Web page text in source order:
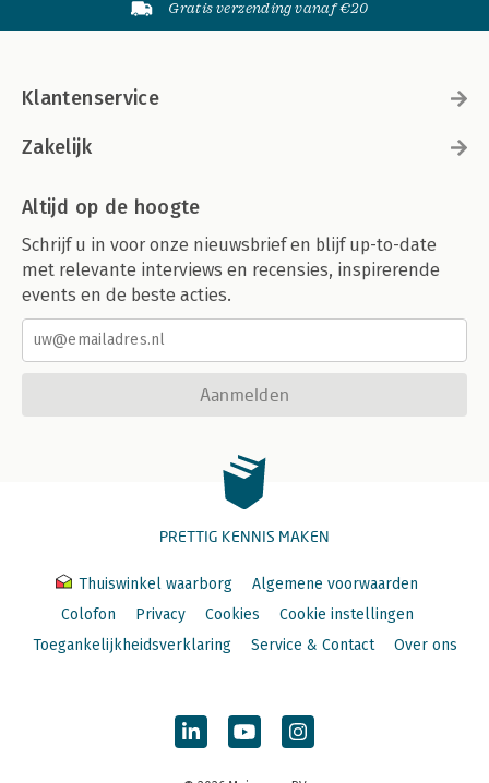
Gratis verzending vanaf €20
Klantenservice
Zakelijk
Altijd op de hoogte
Schrijf u in voor onze nieuwsbrief en blijf up-to-date
met relevante interviews en recensies, inspirerende
events en de beste acties.
Aanmelden
PRETTIG KENNIS MAKEN
Thuiswinkel waarborg
Algemene voorwaarden
Colofon
Privacy Cookies
Cookie instellingen
Toegankelijkheidsverklaring
Service & Contact Over ons